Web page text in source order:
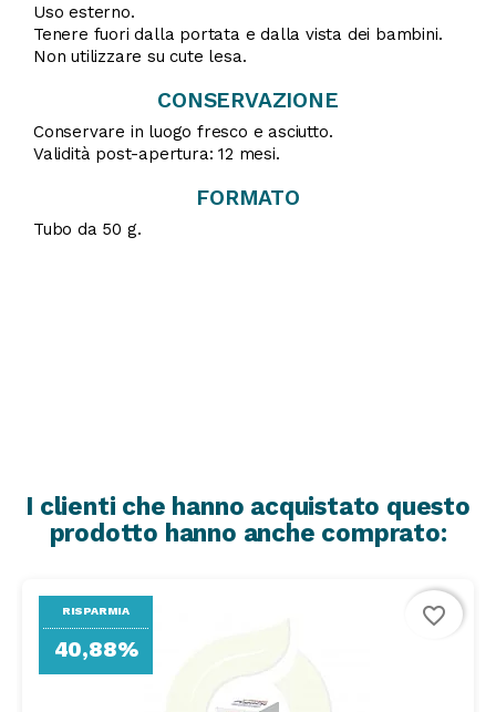
Uso esterno.
Tenere fuori dalla portata e dalla vista dei bambini.
Non utilizzare su cute lesa.
CONSERVAZIONE
Conservare in luogo fresco e asciutto.
Validità post-apertura: 12 mesi.
FORMATO
Tubo da 50 g.
I clienti che hanno acquistato questo
prodotto hanno anche comprato:
RISPARMIA
40,88%
favorite_border